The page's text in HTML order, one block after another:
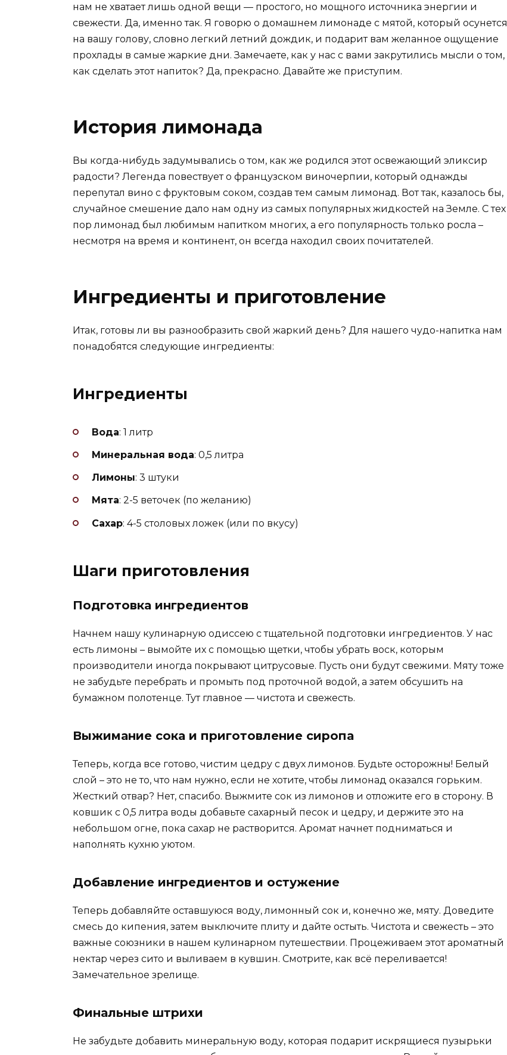
нам не хватает лишь одной вещи — простого, но мощного источника энергии и
свежести. Да, именно так. Я говорю о домашнем лимонаде с мятой, который осунется
на вашу голову, словно легкий летний дождик, и подарит вам желанное ощущение
прохлады в самые жаркие дни. Замечаете, как у нас с вами закрутились мысли о том,
как сделать этот напиток? Да, прекрасно. Давайте же приступим.
История лимонада
Вы когда-нибудь задумывались о том, как же родился этот освежающий эликсир
радости? Легенда повествует о французском виночерпии, который однажды
перепутал вино с фруктовым соком, создав тем самым лимонад. Вот так, казалось бы,
случайное смешение дало нам одну из самых популярных жидкостей на Земле. С тех
пор лимонад был любимым напитком многих, а его популярность только росла –
несмотря на время и континент, он всегда находил своих почитателей.
Ингредиенты и приготовление
Итак, готовы ли вы разнообразить свой жаркий день? Для нашего чудо-напитка нам
понадобятся следующие ингредиенты:
Ингредиенты
Вода: 1 литр
Минеральная вода: 0,5 литра
Лимоны: 3 штуки
Мята: 2-5 веточек (по желанию)
Сахар: 4-5 столовых ложек (или по вкусу)
Шаги приготовления
Подготовка ингредиентов
Начнем нашу кулинарную одиссею с тщательной подготовки ингредиентов. У нас
есть лимоны – вымойте их с помощью щетки, чтобы убрать воск, которым
производители иногда покрывают цитрусовые. Пусть они будут свежими. Мяту тоже
не забудьте перебрать и промыть под проточной водой, а затем обсушить на
бумажном полотенце. Тут главное — чистота и свежесть.
Выжимание сока и приготовление сиропа
Теперь, когда все готово, чистим цедру с двух лимонов. Будьте осторожны! Белый
слой – это не то, что нам нужно, если не хотите, чтобы лимонад оказался горьким.
Жесткий отвар? Нет, спасибо. Выжмите сок из лимонов и отложите его в сторону. В
ковшик с 0,5 литра воды добавьте сахарный песок и цедру, и держите это на
небольшом огне, пока сахар не растворится. Аромат начнет подниматься и
наполнять кухню уютом.
Добавление ингредиентов и остужение
Теперь добавляйте оставшуюся воду, лимонный сок и, конечно же, мяту. Доведите
смесь до кипения, затем выключите плиту и дайте остыть. Чистота и свежесть – это
важные союзники в нашем кулинарном путешествии. Процеживаем этот ароматный
нектар через сито и выливаем в кувшин. Смотрите, как всё переливается!
Замечательное зрелище.
Финальные штрихи
Не забудьте добавить минеральную воду, которая подарит искрящиеся пузырьки